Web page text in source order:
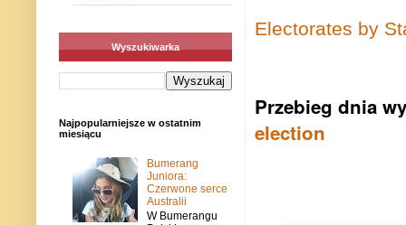
Electorates by
Przebieg dnia
election
Wyszukiwarka
Najpopularniejsze w ostatnim
miesiącu
Bumerang
Juniora:
Czerwone serce
Australii
W Bumerangu